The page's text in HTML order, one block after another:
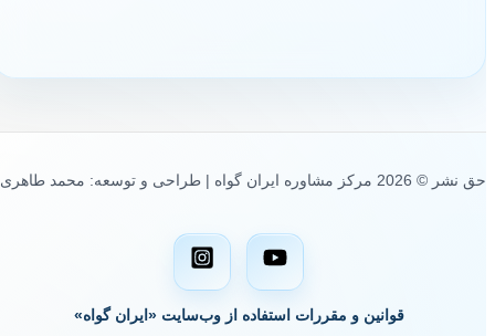
حق نشر © 2026 مرکز مشاوره ایران گواه | طراحی و توسعه: محمد طاهری
قوانین و مقررات استفاده از وب‌سایت «ایران گواه»